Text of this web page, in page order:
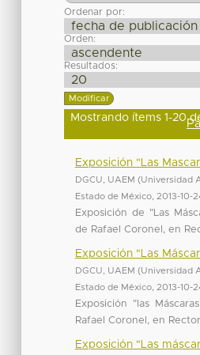
Ordenar por:
Orden:
Resultados:
Mostrando ítems 1-20
Exposición "Las
DGCU, UAEM (Universidad
Estado de México, 2013-10-
Exposición de "Las
de Rafael Coronel, en
Exposición "Las
DGCU, UAEM (Universidad
Estado de México, 2013-10-
Exposición "las
Rafael Coronel, en
Exposición "Las